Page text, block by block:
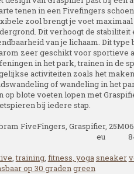
tenen in een Fivefingers
zool brengt je voet maximaal
Dit verhoogt de stabiliteit
van je lichaam. Dit
zeer geschikt voor sportieve
in het park, trainen in de
activiteiten zoals het
of wandeling in het
op blote voeten lopen met
bij iedere stap.
FiveFingers, Graspifier,
eu
,training, fitness, yogasneaker
op 30 gradengreen